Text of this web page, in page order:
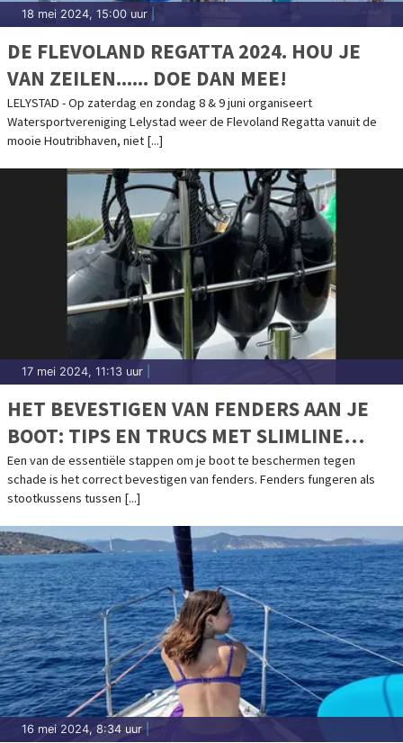
18 mei 2024, 15:00 uur
DE FLEVOLAND REGATTA 2024. HOU JE
VAN ZEILEN...... DOE DAN MEE!
LELYSTAD - Op zaterdag en zondag 8 & 9 juni organiseert
Watersportvereniging Lelystad weer de Flevoland Regatta vanuit de
mooie Houtribhaven, niet [...]
17 mei 2024, 11:13 uur
HET BEVESTIGEN VAN FENDERS AAN JE
BOOT: TIPS EN TRUCS MET SLIMLINE
KABELS
Een van de essentiële stappen om je boot te beschermen tegen
schade is het correct bevestigen van fenders. Fenders fungeren als
stootkussens tussen [...]
16 mei 2024, 8:34 uur